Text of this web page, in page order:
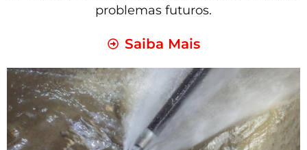
problemas futuros.
Saiba Mais